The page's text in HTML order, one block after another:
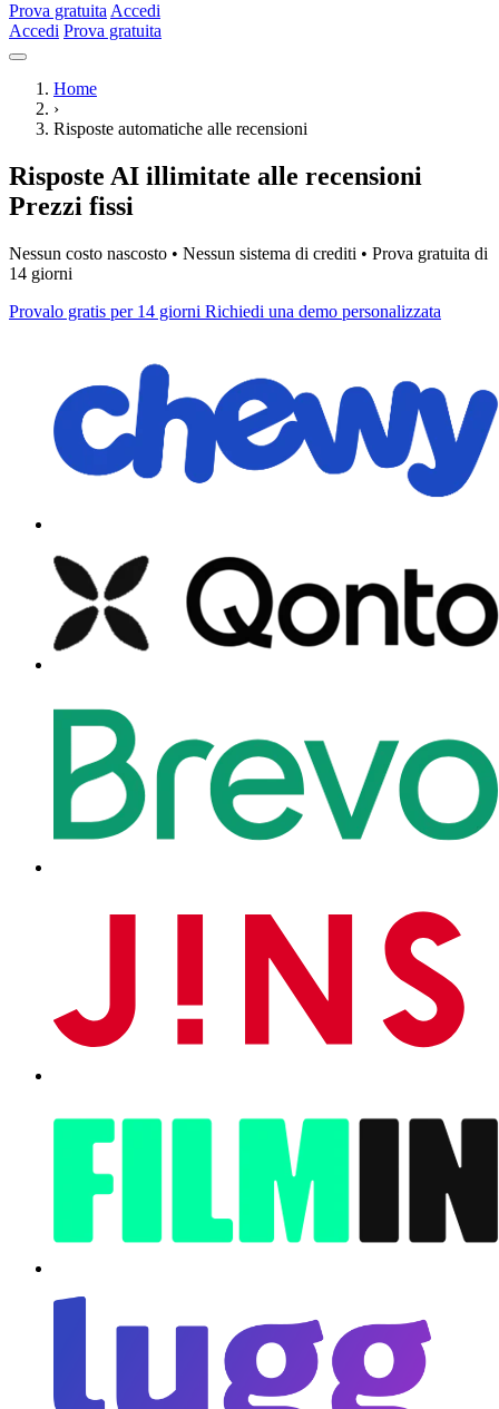
Prova gratuita Accedi
Accedi Prova gratuita
Home
›
Risposte automatiche alle recensioni
Risposte AI illimitate alle recensioni
Prezzi fissi
Nessun costo nascosto • Nessun sistema di crediti • Prova gratuita di
14 giorni
Provalo gratis per 14 giorni Richiedi una demo personalizzata